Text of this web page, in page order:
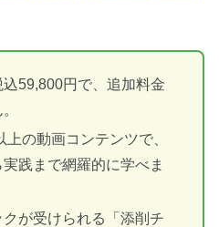
59,800円で、追加料金
の動画コンテンツで、
践まで網羅的に学べま
が受けられる「添削チ